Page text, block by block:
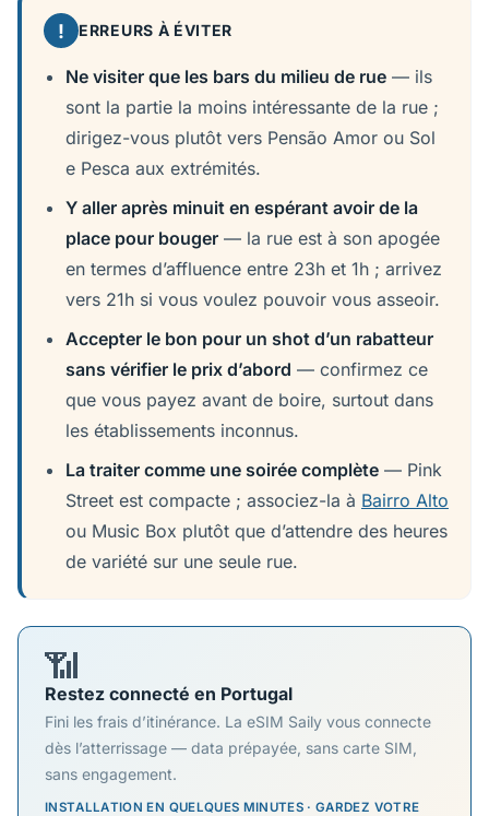
! ERREURS À ÉVITER
Ne visiter que les bars du milieu de rue — ils
sont la partie la moins intéressante de la rue ;
dirigez-vous plutôt vers Pensão Amor ou Sol
e Pesca aux extrémités.
Y aller après minuit en espérant avoir de la
place pour bouger — la rue est à son apogée
en termes d’affluence entre 23h et 1h ; arrivez
vers 21h si vous voulez pouvoir vous asseoir.
Accepter le bon pour un shot d’un rabatteur
sans vérifier le prix d’abord — confirmez ce
que vous payez avant de boire, surtout dans
les établissements inconnus.
La traiter comme une soirée complète — Pink
Street est compacte ; associez-la à Bairro Alto
ou Music Box plutôt que d’attendre des heures
de variété sur une seule rue.
📶
Restez connecté en Portugal
Fini les frais d’itinérance. La eSIM Saily vous connecte
dès l’atterrissage — data prépayée, sans carte SIM,
sans engagement.
INSTALLATION EN QUELQUES MINUTES · GARDEZ VOTRE